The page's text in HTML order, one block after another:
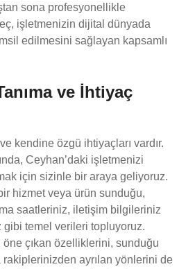
sona profesyonellikle
işletmenizin dijital dünyada
edilmesini sağlayan kapsamlı
ve İhtiyaç
kendine özgü ihtiyaçları vardır.
Ceyhan’daki işletmenizi
için sizinle bir araya geliyoruz.
hizmet veya ürün sunduğu,
saatleriniz, iletişim bilgileriniz
temel verileri topluyoruz.
öne çıkan özelliklerini, sunduğu
rakiplerinizden ayrılan yönlerini de